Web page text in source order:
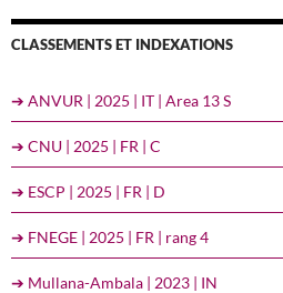
CLASSEMENTS ET INDEXATIONS
➔ ANVUR | 2025 | IT | Area 13 S
➔ CNU | 2025 | FR | C
➔ ESCP | 2025 | FR | D
➔ FNEGE | 2025 | FR | rang 4
➔ Mullana-Ambala | 2023 | IN